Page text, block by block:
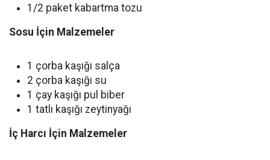
1/2 paket kabartma tozu
Sosu İçin Malzemeler
1 çorba kaşığı salça
2 çorba kaşığı su
1 çay kaşığı pul biber
1 tatlı kaşığı zeytinyağı
İç Harcı İçin Malzemeler